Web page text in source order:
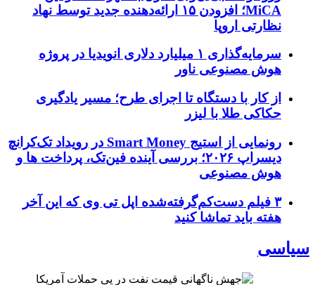
MiCA؛ افزودن ۱۵ ارائه‌دهنده جدید توسط نهاد
نظارتی اروپا
سرمایه‌گذاری ۱ میلیارد دلاری انویدیا در پروژه
هوش مصنوعی ناور
از کار با دستگاه تا اجرای طرح؛ مسیر یادگیری
حکاکی طلا با لیزر
رونمایی از استیج Smart Money در رویداد تک‌کرانچ
دیسراپ ۲۰۲۶؛ بررسی آینده فین‌تک، پرداخت‌ ها و
هوش مصنوعی
۳ فیلم دست‌کم‌گرفته‌شده اپل تی وی که این آخر
هفته باید تماشا کنید
سیاسی